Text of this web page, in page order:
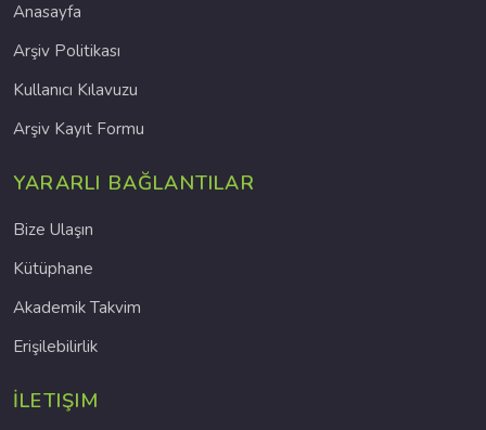
Anasayfa
Arşiv Politikası
Kullanıcı Kılavuzu
Arşiv Kayıt Formu
YARARLI BAĞLANTILAR
Bize Ulaşın
Kütüphane
Akademik Takvim
Erişilebilirlik
İLETIŞIM